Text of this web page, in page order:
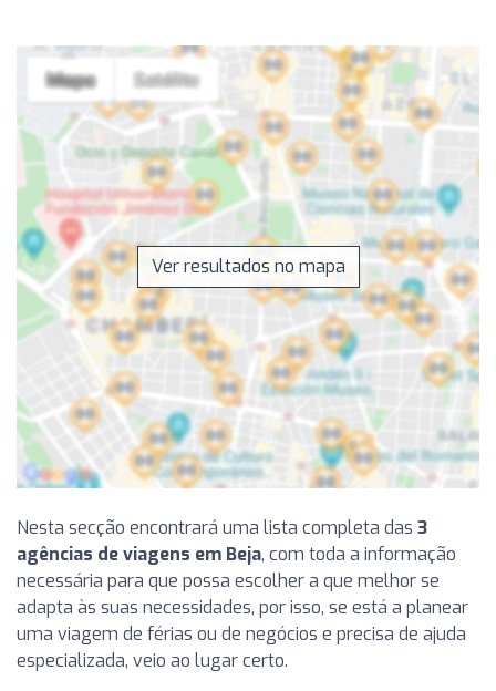
Ver resultados no mapa
Nesta secção encontrará uma lista completa das 3
agências de viagens em Beja, com toda a informação
necessária para que possa escolher a que melhor se
adapta às suas necessidades, por isso, se está a planear
uma viagem de férias ou de negócios e precisa de ajuda
especializada, veio ao lugar certo.